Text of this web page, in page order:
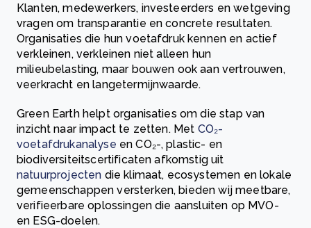
Klanten, medewerkers, investeerders en wetgeving
vragen om transparantie en concrete resultaten.
Organisaties die hun voetafdruk kennen en actief
verkleinen, verkleinen niet alleen hun
milieubelasting, maar bouwen ook aan vertrouwen,
veerkracht en langetermijnwaarde.
Green Earth helpt organisaties om die stap van
inzicht naar impact te zetten. Met CO₂-
voetafdrukanalyse en CO₂-, plastic- en
biodiversiteitscertificaten afkomstig uit
natuurprojecten die klimaat, ecosystemen en lokale
gemeenschappen versterken, bieden wij meetbare,
verifieerbare oplossingen die aansluiten op MVO-
en ESG-doelen.